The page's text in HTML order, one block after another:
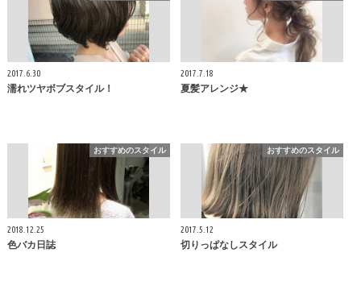
2017.6.30
濡れツヤボブスタイル！
2017.7.18
夏髪アレンジ★
おすすめのスタイル
2018.12.25
色バカ日誌
おすすめのスタイル
2017.5.12
切りっぱなしスタイル